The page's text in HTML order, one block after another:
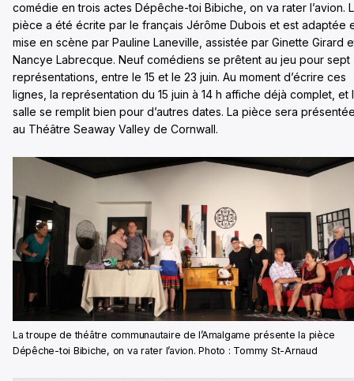
comédie en trois actes Dépêche-toi Bibiche, on va rater l’avion.
pièce a été écrite par le français Jérôme Dubois et est adaptée
mise en scène par Pauline Laneville, assistée par Ginette Girard
Nancye Labrecque. Neuf comédiens se prêtent au jeu pour sept
représentations, entre le 15 et le 23 juin. Au moment d’écrire ces
lignes, la représentation du 15 juin à 14 h affiche déjà complet, et
salle se remplit bien pour d’autres dates. La pièce sera
au Théâtre Seaway Valley de Cornwall.
La troupe de théâtre communautaire de l’Amalgame présente la pièce
Dépêche-toi Bibiche, on va rater l’avion. Photo : Tommy St-Arnaud